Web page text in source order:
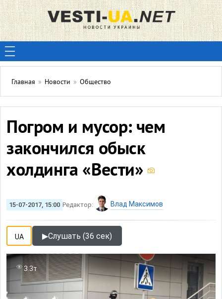
Главная » Новости » Общество
Погром и мусор: чем
закончился обыск
холдинга «Вести»
15-07-2017, 15:00 Редактор: Влад Максимов
UA ▶Слушать (36 сек)
3.3т